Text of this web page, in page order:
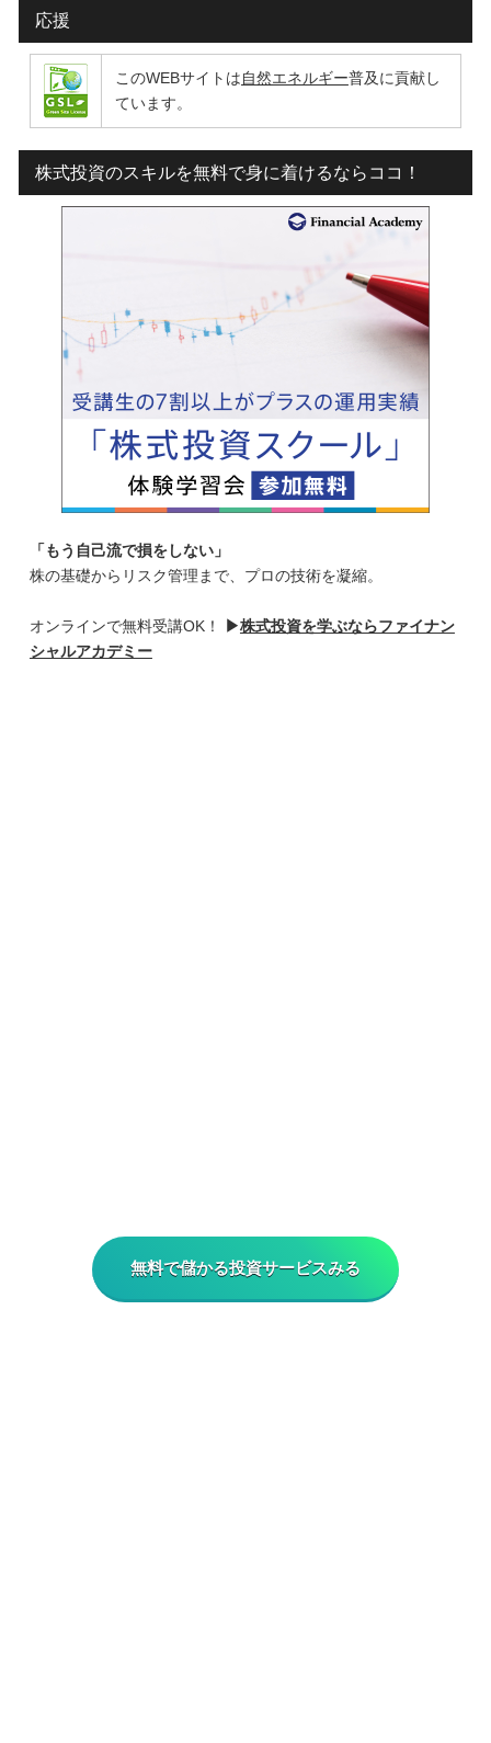
応援
このWEBサイトは 自然エネルギー普及に貢献し
ています。
株式投資のスキルを無料で身に着けるならココ！
「もう自己流で損をしない」
株の基礎からリスク管理まで、プロの技術を凝縮。
オンラインで無料受講OK！ ▶株式投資を学ぶならファイナン
シャルアカデミー
無料で儲かる投資サービスみる